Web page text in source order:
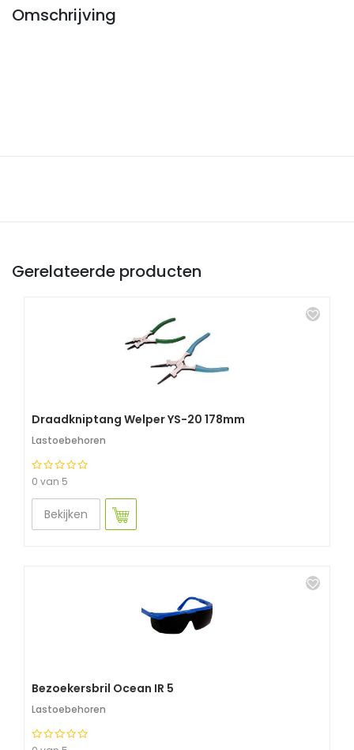
Omschrijving
Gerelateerde producten
Draadkniptang Welper YS-20 178mm
Lastoebehoren
0 van 5
Bekijken
Bezoekersbril Ocean IR 5
Lastoebehoren